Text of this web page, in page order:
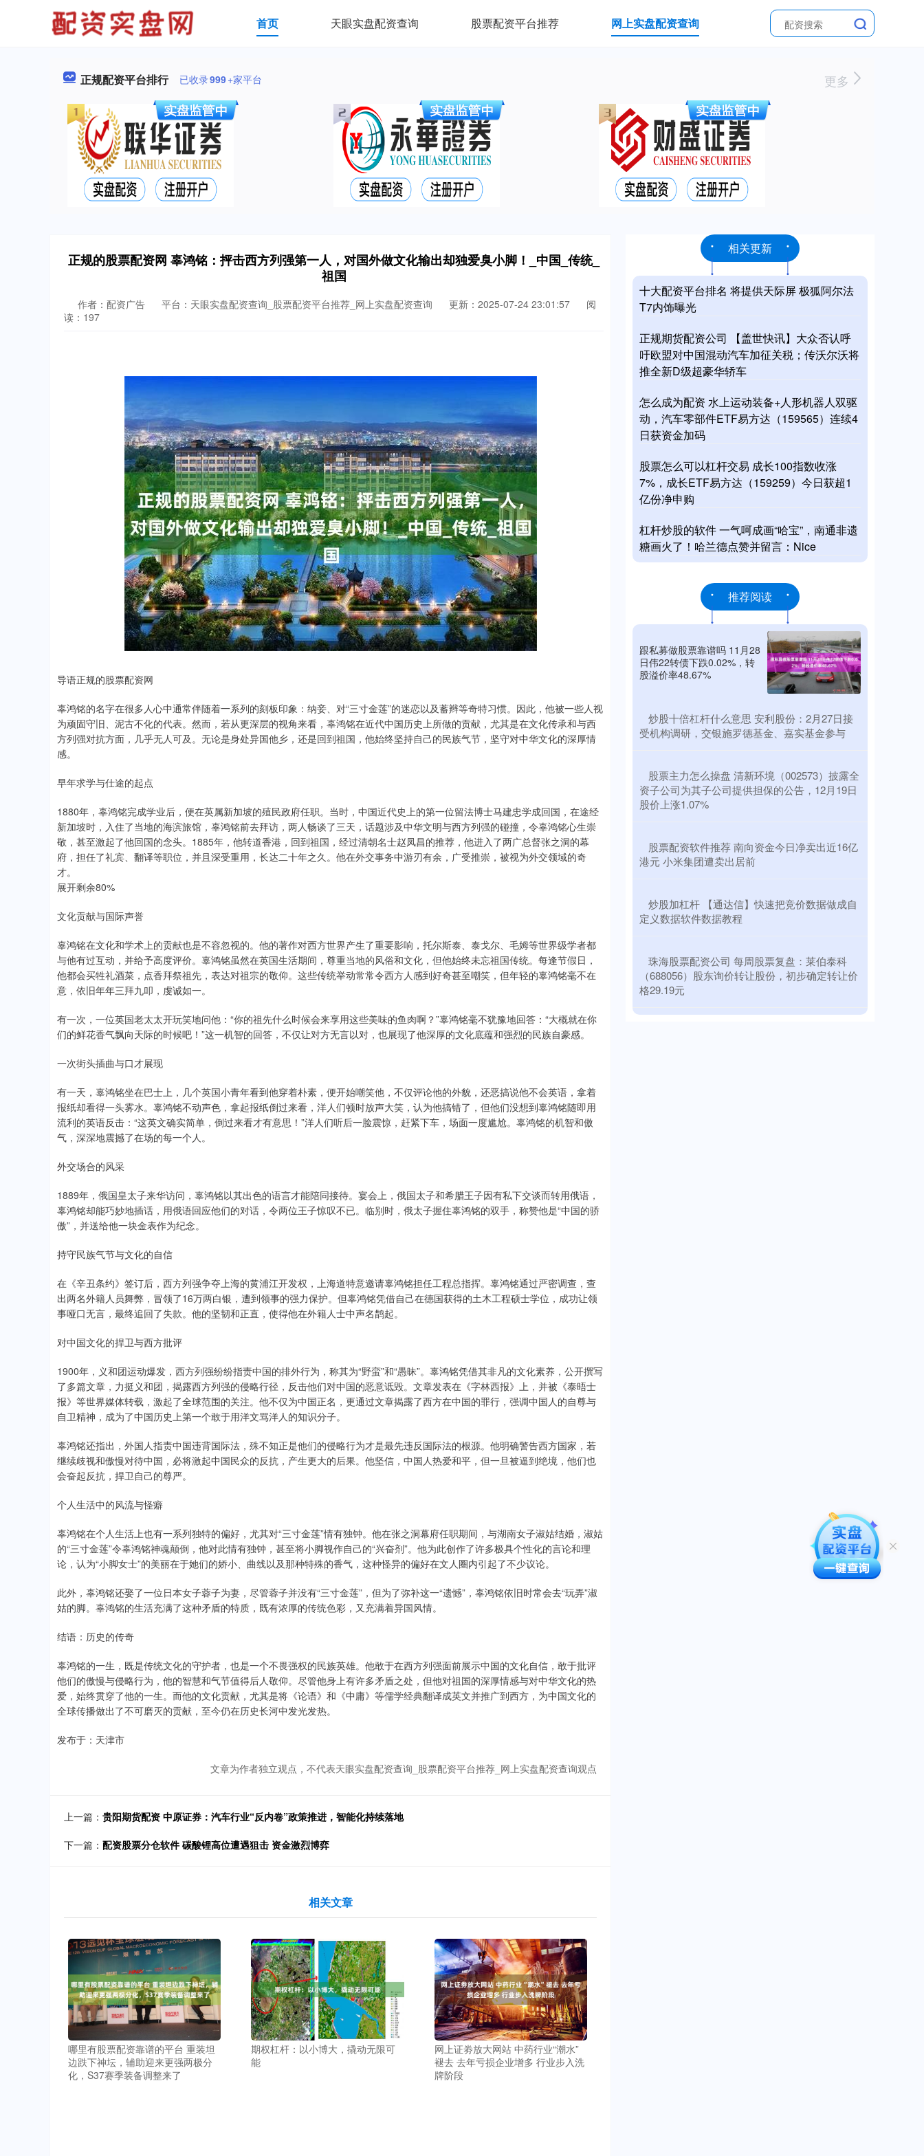
首页 天眼实盘配资查询 股票配资平台推荐 网上实盘配资查询
正规配资平台排行 已收录999+家平台 更多
正规的股票配资网 辜鸿铭：抨击西方列强第一人，对国外做文化输出却独爱臭小脚！_中国_传统_
祖国
作者：配资广告 平台：天眼实盘配资查询_股票配资平台推荐_网上实盘配资查询 更新：2025-07-24 23:01:57
阅
读：197
导语正规的股票配资网
辜鸿铭的名字在很多人心中通常伴随着一系列的刻板印象：纳妾、对“三寸金莲”的迷恋以及蓄辫等奇特习惯。因此，他被一些人视
为顽固守旧、泥古不化的代表。然而，若从更深层的视角来看，辜鸿铭在近代中国历史上所做的贡献，尤其是在文化传承和与西
方列强对抗方面，几乎无人可及。无论是身处异国他乡，还是回到祖国，他始终坚持自己的民族气节，坚守对中华文化的深厚情
感。
早年求学与仕途的起点
1880年，辜鸿铭完成学业后，便在英属新加坡的殖民政府任职。当时，中国近代史上的第一位留法博士马建忠学成回国，在途经
新加坡时，入住了当地的海滨旅馆，辜鸿铭前去拜访，两人畅谈了三天，话题涉及中华文明与西方列强的碰撞，令辜鸿铭心生崇
敬，甚至激起了他回国的念头。1885年，他转道香港，回到祖国，经过清朝名士赵凤昌的推荐，他进入了两广总督张之洞的幕
府，担任了礼宾、翻译等职位，并且深受重用，长达二十年之久。他在外交事务中游刃有余，广受推崇，被视为外交领域的奇
才。
展开剩余80%
文化贡献与国际声誉
辜鸿铭在文化和学术上的贡献也是不容忽视的。他的著作对西方世界产生了重要影响，托尔斯泰、泰戈尔、毛姆等世界级学者都
与他有过互动，并给予高度评价。辜鸿铭虽然在英国生活期间，尊重当地的风俗和文化，但他始终未忘祖国传统。每逢节假日，
他都会买牲礼酒菜，点香拜祭祖先，表达对祖宗的敬仰。这些传统举动常常令西方人感到好奇甚至嘲笑，但年轻的辜鸿铭毫不在
意，依旧年年三拜九叩，虔诚如一。
有一次，一位英国老太太开玩笑地问他：“你的祖先什么时候会来享用这些美味的鱼肉啊？”辜鸿铭毫不犹豫地回答：“大概就在你
们的鲜花香气飘向天际的时候吧！”这一机智的回答，不仅让对方无言以对，也展现了他深厚的文化底蕴和强烈的民族自豪感。
一次街头插曲与口才展现
有一天，辜鸿铭坐在巴士上，几个英国小青年看到他穿着朴素，便开始嘲笑他，不仅评论他的外貌，还恶搞说他不会英语，拿着
报纸却看得一头雾水。辜鸿铭不动声色，拿起报纸倒过来看，洋人们顿时放声大笑，认为他搞错了，但他们没想到辜鸿铭随即用
流利的英语反击：“这英文确实简单，倒过来看才有意思！”洋人们听后一脸震惊，赶紧下车，场面一度尴尬。辜鸿铭的机智和傲
气，深深地震撼了在场的每一个人。
外交场合的风采
1889年，俄国皇太子来华访问，辜鸿铭以其出色的语言才能陪同接待。宴会上，俄国太子和希腊王子因有私下交谈而转用俄语，
辜鸿铭却能巧妙地插话，用俄语回应他们的对话，令两位王子惊叹不已。临别时，俄太子握住辜鸿铭的双手，称赞他是“中国的骄
傲”，并送给他一块金表作为纪念。
持守民族气节与文化的自信
在《辛丑条约》签订后，西方列强争夺上海的黄浦江开发权，上海道特意邀请辜鸿铭担任工程总指挥。辜鸿铭通过严密调查，查
出两名外籍人员舞弊，冒领了16万两白银，遭到领事的强力保护。但辜鸿铭凭借自己在德国获得的土木工程硕士学位，成功让领
事哑口无言，最终追回了失款。他的坚韧和正直，使得他在外籍人士中声名鹊起。
对中国文化的捍卫与西方批评
1900年，义和团运动爆发，西方列强纷纷指责中国的排外行为，称其为“野蛮”和“愚昧”。辜鸿铭凭借其非凡的文化素养，公开撰写
了多篇文章，力挺义和团，揭露西方列强的侵略行径，反击他们对中国的恶意诋毁。文章发表在《字林西报》上，并被《泰晤士
报》等世界媒体转载，激起了全球范围的关注。他不仅为中国正名，更通过文章揭露了西方在中国的罪行，强调中国人的自尊与
自卫精神，成为了中国历史上第一个敢于用洋文骂洋人的知识分子。
辜鸿铭还指出，外国人指责中国违背国际法，殊不知正是他们的侵略行为才是最先违反国际法的根源。他明确警告西方国家，若
继续歧视和傲慢对待中国，必将激起中国民众的反抗，产生更大的后果。他坚信，中国人热爱和平，但一旦被逼到绝境，他们也
会奋起反抗，捍卫自己的尊严。
个人生活中的风流与怪癖
辜鸿铭在个人生活上也有一系列独特的偏好，尤其对“三寸金莲”情有独钟。他在张之洞幕府任职期间，与湖南女子淑姑结婚，淑姑
的“三寸金莲”令辜鸿铭神魂颠倒，他对此情有独钟，甚至将小脚视作自己的“兴奋剂”。他为此创作了许多极具个性化的言论和理
论，认为“小脚女士”的美丽在于她们的娇小、曲线以及那种特殊的香气，这种怪异的偏好在文人圈内引起了不少议论。
此外，辜鸿铭还娶了一位日本女子蓉子为妻，尽管蓉子并没有“三寸金莲”，但为了弥补这一“遗憾”，辜鸿铭依旧时常会去“玩弄”淑
姑的脚。辜鸿铭的生活充满了这种矛盾的特质，既有浓厚的传统色彩，又充满着异国风情。
结语：历史的传奇
辜鸿铭的一生，既是传统文化的守护者，也是一个不畏强权的民族英雄。他敢于在西方列强面前展示中国的文化自信，敢于批评
他们的傲慢与侵略行为，他的智慧和气节值得后人敬仰。尽管他身上有许多矛盾之处，但他对祖国的深厚情感与对中华文化的热
爱，始终贯穿了他的一生。而他的文化贡献，尤其是将《论语》和《中庸》等儒学经典翻译成英文并推广到西方，为中国文化的
全球传播做出了不可磨灭的贡献，至今仍在历史长河中发光发热。
发布于：天津市
文章为作者独立观点，不代表天眼实盘配资查询_股票配资平台推荐_网上实盘配资查询观点
上一篇： 贵阳期货配资 中原证券：汽车行业“反内卷”政策推进，智能化持续落地
下一篇： 配资股票分仓软件 碳酸锂高位遭遇狙击 资金激烈博弈
相关文章
哪里有股票配资靠谱的平台 重装坦
边跌下神坛，辅助迎来更强两极分
化，S37赛季装备调整来了
期权杠杆：以小博大，撬动无限可
能
网上证劵放大网站 中药行业“潮水”
褪去 去年亏损企业增多 行业步入洗
牌阶段
相关更新
十大配资平台排名 将提供天际屏 极狐阿尔法
T7内饰曝光
正规期货配资公司 【盖世快讯】大众否认呼
吁欧盟对中国混动汽车加征关税；传沃尔沃将
推全新D级超豪华轿车
怎么成为配资 水上运动装备+人形机器人双驱
动，汽车零部件ETF易方达（159565）连续4
日获资金加码
股票怎么可以杠杆交易 成长100指数收涨
7%，成长ETF易方达（159259）今日获超1
亿份净申购
杠杆炒股的软件 一气呵成画“哈宝”，南通非遗
糖画火了！哈兰德点赞并留言：Nice
推荐阅读
跟私募做股票靠谱吗 11月28
日伟22转债下跌0.02%，转
股溢价率48.67%
​炒股十倍杠杆什么意思 安利股份：2月27日接
受机构调研，交银施罗德基金、嘉实基金参与
​股票主力怎么操盘 清新环境（002573）披露全
资子公司为其子公司提供担保的公告，12月19日
股价上涨1.07%
​股票配资软件推荐 南向资金今日净卖出近16亿
港元 小米集团遭卖出居前
​炒股加杠杆 【通达信】快速把竞价数据做成自
定义数据软件数据教程
​珠海股票配资公司 每周股票复盘：莱伯泰科
（688056）股东询价转让股份，初步确定转让价
格29.19元